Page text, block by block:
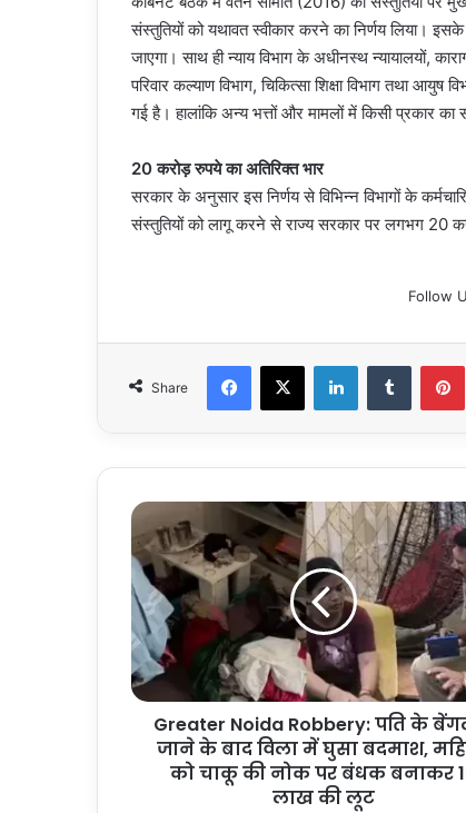
संस्तुतियों को यथावत स्वीकार करने का निर्णय लिया।
जाएगा। साथ ही न्याय विभाग के अधीनस्थ न्यायालयों,
परिवार कल्याण विभाग, चिकित्सा शिक्षा विभाग तथा आयुष
गई है। हालांकि अन्य भत्तों और मामलों में किसी प्रकार का
20 करोड़ रुपये का अतिरिक्त भार
सरकार के अनुसार इस निर्णय से विभिन्न विभागों के
संस्तुतियों को लागू करने से राज्य सरकार पर लगभग 20
Follow
Share
Facebook
X LinkedInTumblr
Greater
Noida
Robbery:
पति
के
बेंगलुरु
जाने
के
बाद
Greater Noida Robbery: पति के
जाने के बाद विला में घुसा बदमाश,
को चाकू की नोक पर बंधक बनाकर
लाख की लूट